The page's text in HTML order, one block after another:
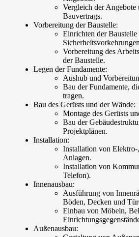
Vergleich der Angebote
Bauvertrags.
Vorbereitung der Baustelle:
Einrichten der Baustelle
Vorbereitung des
der Baustelle.
Legen der Fundamente:
Aushub und
Bau der Fundamente,
tragen.
Bau des Gerüsts und der Wände:
Montage des Gerüsts
Bau der
Projektplänen.
Installation:
Installation von
Anlagen.
Installation von
Telefon).
Innenausbau:
Ausführung von
Böden, Decken und
Einbau von Möbeln,
Außenausbau: